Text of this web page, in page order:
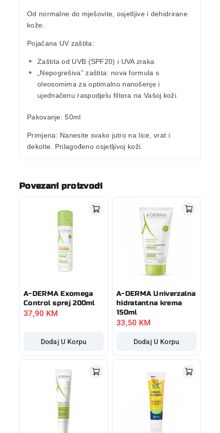
Od normalne do mješovite, osjetljive i dehidrirane
kože.
Pojačana UV zaštita:
Zaštita od UVB (SPF20) i UVAzraka
„Nepogrešiva” zaštita: nova formula s
oleosomima za optimalno nanošenje i
ujednačenu raspodjelu filtera na Vašoj koži.
Pakovanje: 50ml
Primjena: Nanesite svako jutro na lice, vrat i
dekolte. Prilagođeno osjetljivoj koži.
Povezani proizvodi
A-DERMA Exomega
Control sprej 200ml
37,90 KM
Dodaj U Korpu
A-DERMA Univerzalna
hidratantna krema
150ml
33,50 KM
Dodaj U Korpu